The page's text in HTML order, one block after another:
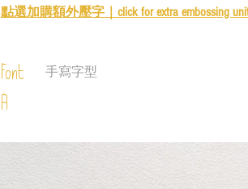
點選加購額外壓字｜ click for extra embossing
Font
A
手寫字型